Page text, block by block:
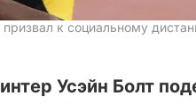
призвал к социальному
Усэйн Болт